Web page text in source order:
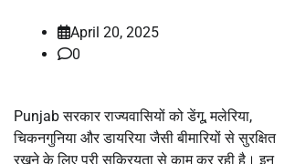
April 20, 2025
0
Punjab सरकार राज्यवासियों को डेंगू, मलेरिया,
चिकनगुनिया और डायरिया जैसी बीमारियों से सुरक्षित
रखने के लिए पूरी सक्रियता से काम कर रही है। इन